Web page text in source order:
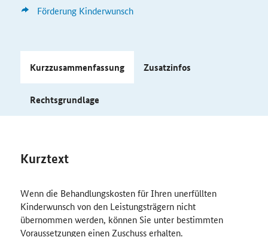
Förderung Kinderwunsch
Kurzzusammenfassung Zusatzinfos
Rechtsgrundlage
Kurztext
Wenn die Behandlungskosten für Ihren unerfüllten
Kinderwunsch von den Leistungsträgern nicht
übernommen werden, können Sie unter bestimmten
Voraussetzungen einen Zuschuss erhalten.